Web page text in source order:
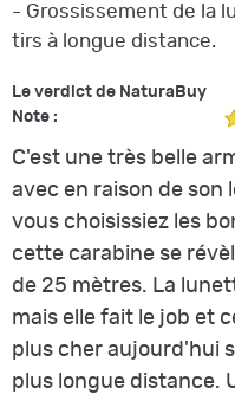
- Grossissement de la
tirs à longue distance.
Le verdict de NaturaBuy
Note :
C'est une très belle
avec en raison de son
vous choisissiez les
cette carabine se
de 25 mètres. La
mais elle fait le job et
plus cher aujourd'hui
plus longue distance.